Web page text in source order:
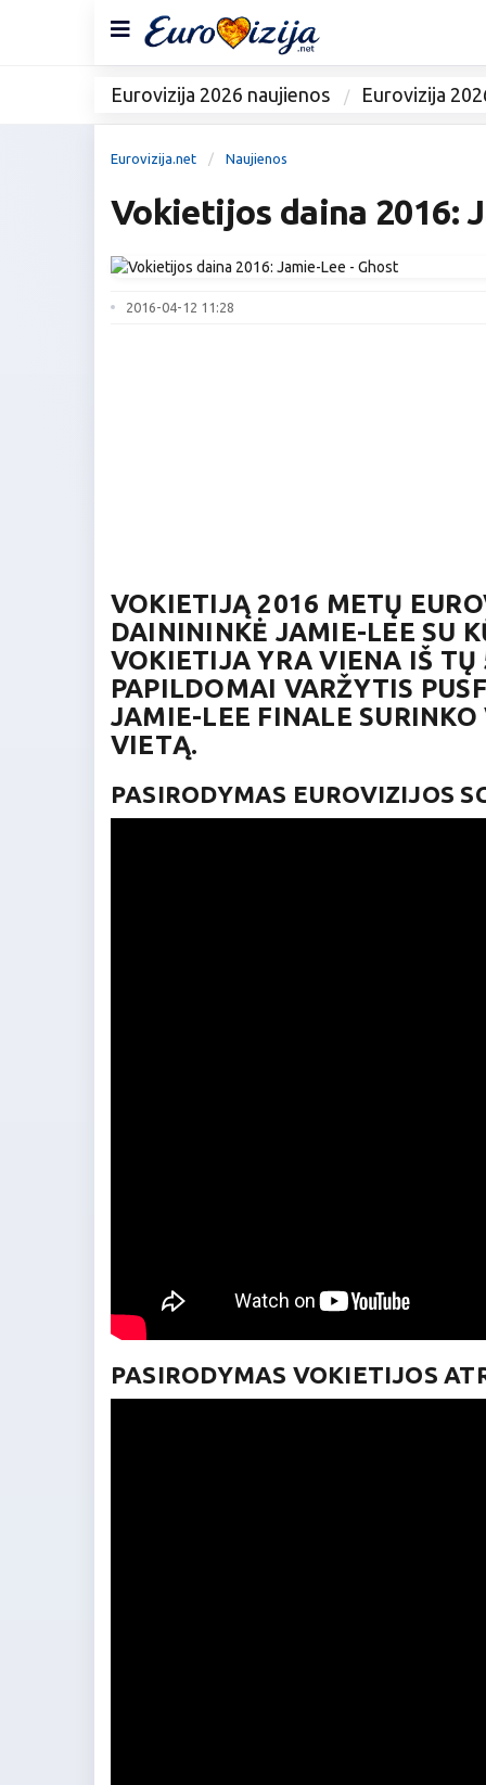
Eurovizija 2026 naujienos Eurovizija
Eurovizija.net Naujienos
Vokietijos daina 2016:
2016-04-12 11:28
VOKIETIJĄ 2016 METŲ
DAINININKĖ JAMIE-LEE SU
VOKIETIJA YRA VIENA IŠ
PAPILDOMAI VARŽYTIS
JAMIE-LEE FINALE
VIETĄ.
PASIRODYMAS EUROVIZIJOS
PASIRODYMAS VOKIETIJOS